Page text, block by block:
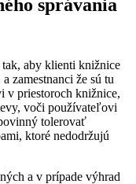
správania
tak, aby klienti knižnice
zamestnanci že sú tu
v priestoroch knižnice,
voči používateľovi
tolerovať
ktoré nedodržujú
a v prípade výhrad